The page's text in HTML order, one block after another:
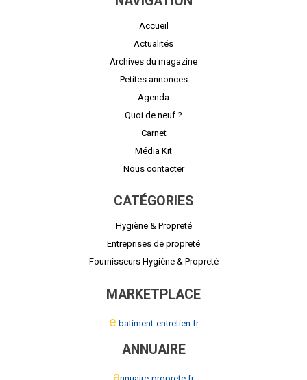
Accueil
Actualités
Archives du magazine
Petites annonces
Agenda
Quoi de neuf ?
Carnet
Média Kit
Nous contacter
CATÉGORIES
Hygiène & Propreté
Entreprises de propreté
Fournisseurs Hygiène & Propreté
MARKETPLACE
e-batiment-entretien.fr
ANNUAIRE